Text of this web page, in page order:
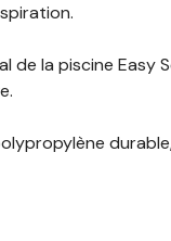
de la piscine Easy